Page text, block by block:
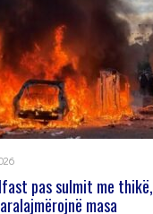
pas sulmit me thikë,
masa